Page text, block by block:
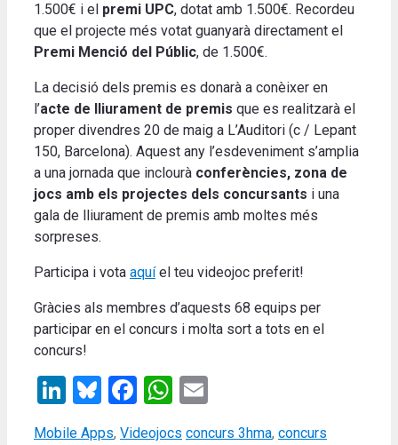
1.500€ i el premi UPC, dotat amb 1.500€. Recordeu
que el projecte més votat guanyarà directament el
Premi Menció del Públic, de 1.500€.
La decisió dels premis es donarà a conèixer en
l’acte de lliurament de premis que es realitzarà el
proper divendres 20 de maig a L’Auditori (c / Lepant
150, Barcelona). Aquest any l’esdeveniment s’amplia
a una jornada que inclourà conferències, zona de
jocs amb els projectes dels concursants i una
gala de lliurament de premis amb moltes més
sorpreses.
Participa i vota aquíel teu videojoc preferit!
Gràcies als membres d’aquests 68 equips per
participar en el concurs i molta sort a tots en el
concurs!
LinkedIn
Bluesky
Facebook
WhatsApp
Categories
Mobile Apps, Videojocs Tags
concurs 3hma, concurs